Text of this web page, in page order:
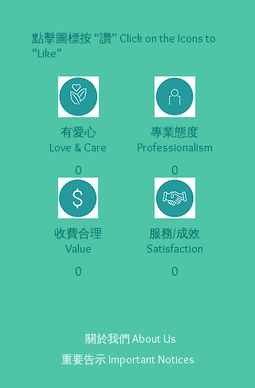
點擊圖標按 “讚” Click on the Icons to
“Like”
有愛心
Love & Care
專業態度
Professionalism
0 0
收費合理
Value
服務/成效
Satisfaction
0 0
關於我們 About Us
重要告示 Important Notices